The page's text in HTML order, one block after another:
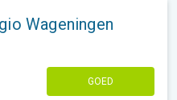
Wageningen
GOED